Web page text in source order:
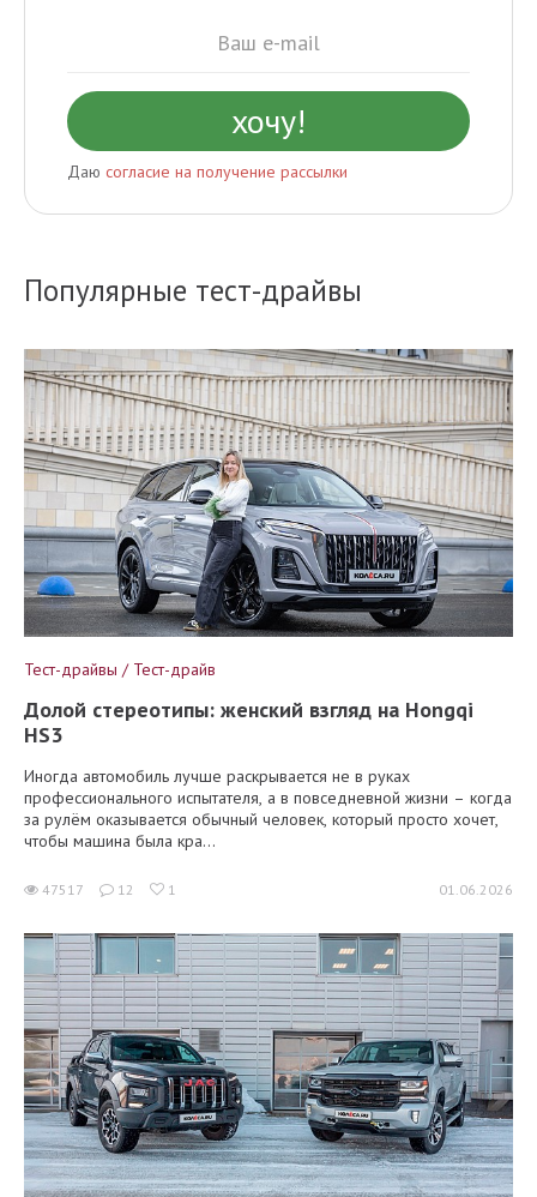
Даю согласие на получение рассылки
Популярные тест-драйвы
Тест-драйвы / Тест-драйв
Долой стереотипы: женский взгляд на Hongqi
HS3
Иногда автомобиль лучше раскрывается не в руках
профессионального испытателя, а в повседневной жизни – когда
за рулём оказывается обычный человек, который просто хочет,
чтобы машина была кра...
47517 12 1 01.06.2026